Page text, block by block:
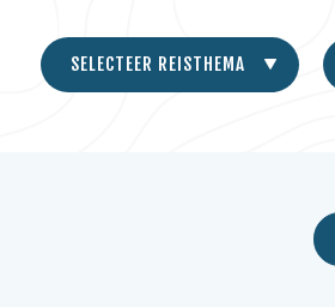
SELECTEER REISTHEMA